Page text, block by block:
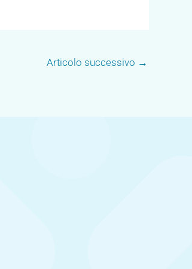
Articolo successivo →